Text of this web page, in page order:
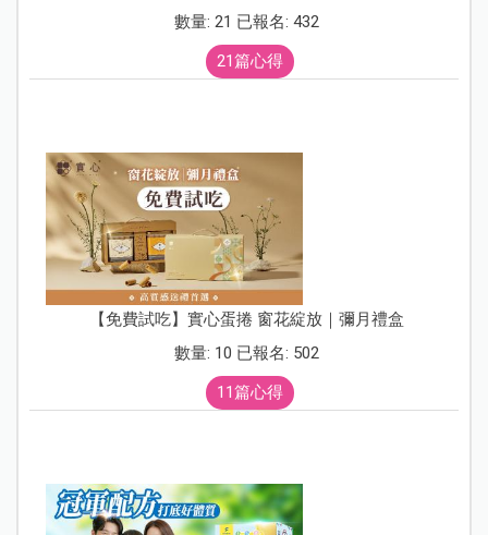
數量: 21 已報名: 432
21篇心得
【免費試吃】實心蛋捲 窗花綻放｜彌月禮盒
數量: 10 已報名: 502
11篇心得